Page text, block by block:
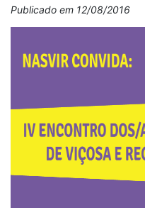
Publicado em 12/08/2016